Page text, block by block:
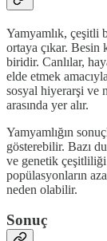
Yamyamlık, çeşitli
ortaya çıkar. Besin
biridir. Canlılar,
elde etmek
sosyal hiyerarşi ve
arasında yer alır.
Yamyamlığın
gösterebilir. Bazı
ve genetik çeşitliliği
popülasyonların
neden olabilir.
Sonuç